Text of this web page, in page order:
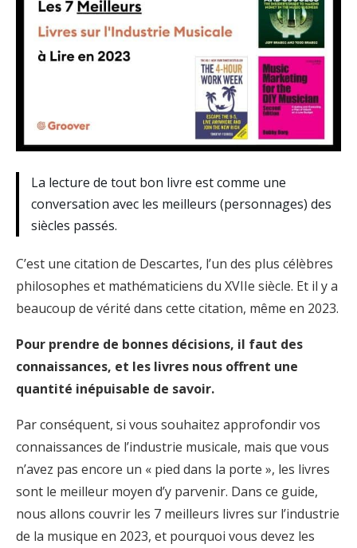
La lecture de tout bon livre est comme une
conversation avec les meilleurs (personnages) des
siècles passés.
C’est une citation de Descartes, l’un des plus célèbres
philosophes et mathématiciens du XVIIe siècle. Et il y a
beaucoup de vérité dans cette citation, même en 2023.
Pour prendre de bonnes décisions, il faut des
connaissances, et les livres nous offrent une
quantité inépuisable de savoir.
Par conséquent, si vous souhaitez approfondir vos
connaissances de l’industrie musicale, mais que vous
n’avez pas encore un « pied dans la porte », les livres
sont le meilleur moyen d’y parvenir. Dans ce guide,
nous allons couvrir les 7 meilleurs livres sur l’industrie
de la musique en 2023, et pourquoi vous devez les